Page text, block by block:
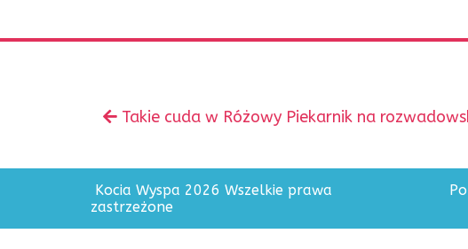
Zobacz
inne
Poprzedni
Takie cuda w Różowy Piekarnik na
Kocia Wyspa 2026 Wszelkie prawa
zastrzeżone